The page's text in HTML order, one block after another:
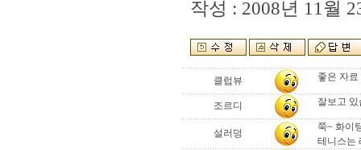
작성 : 2008년 11월
클럽뷰 좋은 자
조르디 잘보고
설러덩
쭉~ 화이
테니스는